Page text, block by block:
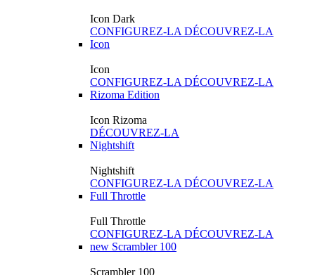
Icon Dark
CONFIGUREZ-LA DÉCOUVREZ-LA
Icon
Icon
CONFIGUREZ-LA DÉCOUVREZ-LA
Rizoma Edition
Icon Rizoma
DÉCOUVREZ-LA
Nightshift
Nightshift
CONFIGUREZ-LA DÉCOUVREZ-LA
Full Throttle
Full Throttle
CONFIGUREZ-LA DÉCOUVREZ-LA
new Scrambler 100
Scrambler 100